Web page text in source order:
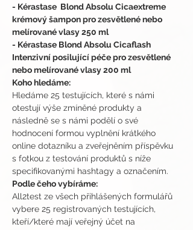
- Kérastase  Blond Absolu Cicaextreme
krémový šampon pro zesvětlené nebo
melírované vlasy 250 ml
- Kérastase Blond Absolu Cicaflash
Intenzivní posilující péče pro zesvětlené
nebo melírované vlasy 200 ml
Koho hledáme:
Hledáme 25 testujících, které s námi
otestují výše zmíněné produkty a
následně se s námi podělí o své
hodnocení formou vyplnění krátkého
online dotazníku a zveřejněním příspěvku
s fotkou z testování produktů s níže
specifikovanými hashtagy a označením.
Podle čeho vybíráme:
All2test ze všech přihlášených formulářů
vybere 25 registrovaných testujících,
kteří/které mají veřejný účet na